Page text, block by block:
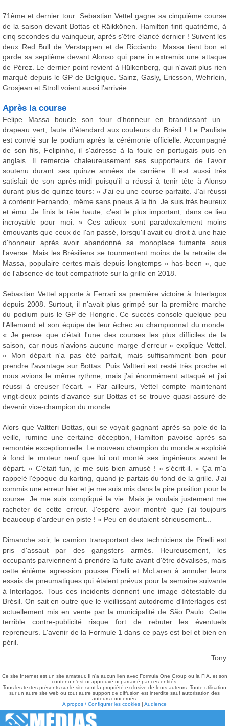
71ème et dernier tour: Sebastian Vettel gagne sa cinquième course
de la saison devant Bottas et Räikkönen. Hamilton finit quatrième, à
cinq secondes du vainqueur, après s'être élancé dernier ! Suivent les
deux Red Bull de Verstappen et de Ricciardo. Massa tient bon et
garde sa septième devant Alonso qui pare in extremis une attaque
de Pérez. Le dernier point revient à Hülkenberg, qui n'avait plus rien
marqué depuis le GP de Belgique. Sainz, Gasly, Ericsson, Wehrlein,
Grosjean et Stroll voient aussi l'arrivée.
Après la course
Felipe Massa boucle son tour d'honneur en brandissant un...
drapeau vert, faute d'étendard aux couleurs du Brésil ! Le Pauliste
est convié sur le podium après la cérémonie officielle. Accompagné
de son fils, Felipinho, il s'adresse à la foule en portugais puis en
anglais. Il remercie chaleureusement ses supporteurs de l'avoir
soutenu durant ses quinze années de carrière. Il est aussi très
satisfait de son après-midi puisqu'il a réussi à tenir tête à Alonso
durant plus de quinze tours: « J'ai eu une course parfaite. J'ai réussi
à contenir Fernando, même sans pneus à la fin. Je suis très heureux
et ému. Je finis la tête haute, c'est le plus important, dans ce lieu
incroyable pour moi. » Ces adieux sont paradoxalement moins
émouvants que ceux de l'an passé, lorsqu'il avait eu droit à une haie
d'honneur après avoir abandonné sa monoplace fumante sous
l'averse. Mais les Brésiliens se tourmentent moins de la retraite de
Massa, populaire certes mais depuis longtemps « has-been », que
de l'absence de tout compatriote sur la grille en 2018.
Sebastian Vettel apporte à Ferrari sa première victoire à Interlagos
depuis 2008. Surtout, il n'avait plus grimpé sur la première marche
du podium puis le GP de Hongrie. Ce succès console quelque peu
l'Allemand et son équipe de leur échec au championnat du monde.
« Je pense que c'était l'une des courses les plus difficiles de la
saison, car nous n'avions aucune marge d'erreur » explique Vettel.
« Mon départ n'a pas été parfait, mais suffisamment bon pour
prendre l'avantage sur Bottas. Puis Valtteri est resté très proche et
nous avions le même rythme, mais j'ai énormément attaqué et j'ai
réussi à creuser l'écart. » Par ailleurs, Vettel compte maintenant
vingt-deux points d'avance sur Bottas et se trouve quasi assuré de
devenir vice-champion du monde.
Alors que Valtteri Bottas, qui se voyait gagnant après sa pole de la
veille, rumine une certaine déception, Hamilton pavoise après sa
remontée exceptionnelle. Le nouveau champion du monde a exploité
à fond le moteur neuf que lui ont monté ses ingénieurs avant le
départ. « C'était fun, je me suis bien amusé ! » s'écrit-il. « Ça m'a
rappelé l'époque du karting, quand je partais du fond de la grille. J'ai
commis une erreur hier et je me suis mis dans la pire position pour la
course. Je me suis compliqué la vie. Mais je voulais justement me
racheter de cette erreur. J'espère avoir montré que j'ai toujours
beaucoup d'ardeur en piste ! » Peu en doutaient sérieusement...
Dimanche soir, le camion transportant des techniciens de Pirelli est
pris d'assaut par des gangsters armés. Heureusement, les
occupants parviennent à prendre la fuite avant d'être dévalisés, mais
cette énième agression pousse Pirelli et McLaren à annuler leurs
essais de pneumatiques qui étaient prévus pour la semaine suivante
à Interlagos. Tous ces incidents donnent une image détestable du
Brésil. On sait en outre que le vieillissant autodrome d'Interlagos est
actuellement mis en vente par la municipalité de São Paulo. Cette
terrible contre-publicité risque fort de rebuter les éventuels
repreneurs. L'avenir de la Formule 1 dans ce pays est bel et bien en
péril.
Tony
Ce site Internet est un site amateur. Il n'a aucun lien avec Formula One Group ou la FIA, et son
contenu n'est ni approuvé ni parrainé par ces entités.
Tous les textes présents sur le site sont la propriété exclusive de leurs auteurs. Toute utilisation
sur un autre site web ou tout autre support de diffusion est interdite sauf autorisation des
auteurs concernés.
A propos / Configurer les cookies | Audience